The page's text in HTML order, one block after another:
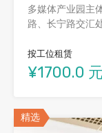
多媒体产业园主
路、长宁路交汇
按工位租赁
¥1700.0
精选